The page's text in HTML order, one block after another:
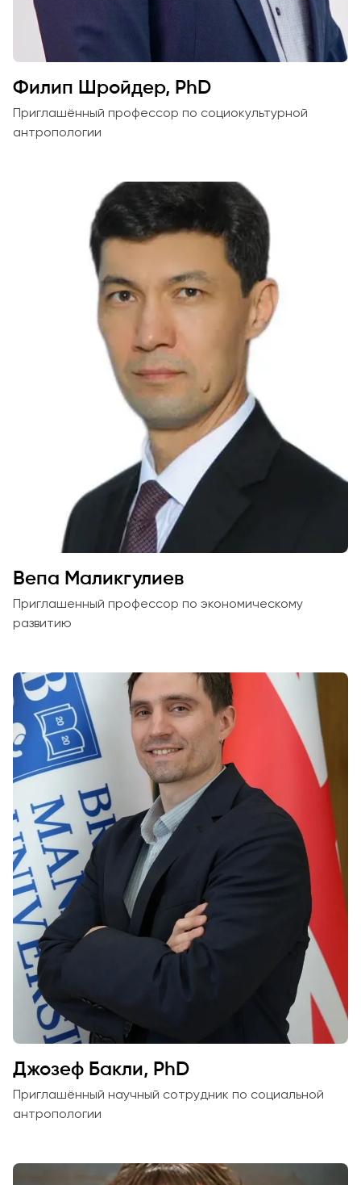
Филип Шройдер, PhD
Приглашённый профессор по социокультурной
антропологии
Вепа Маликгулиев
Приглашенный профессор по экономическому
развитию
Джозеф Бакли, PhD
Приглашённый научный сотрудник по социальной
антропологии